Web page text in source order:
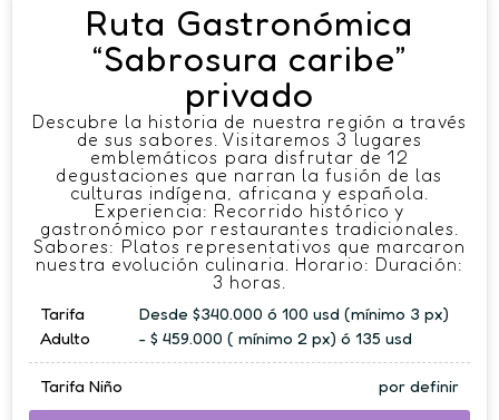
Ruta Gastronómica
“Sabrosura caribe”
privado
Descubre la historia de nuestra región a través
de sus sabores. Visitaremos 3 lugares
emblemáticos para disfrutar de 12
degustaciones que narran la fusión de las
culturas indígena, africana y española.
Experiencia: Recorrido histórico y
gastronómico por restaurantes tradicionales.
Sabores: Platos representativos que marcaron
nuestra evolución culinaria. Horario: Duración:
3 horas.
Tarifa
Adulto
Desde $340.000 ó 100 usd (mínimo 3 px)
- $ 459.000 ( mínimo 2 px) ó 135 usd
Tarifa Niño por definir